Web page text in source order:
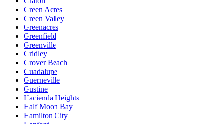
Green Acres
Green Valley
Greenacres
Greenfield
Greenville
Gridley
Grover Beach
Guadalupe
Guerneville
Gustine
Hacienda Heights
Half Moon Bay
Hamilton City